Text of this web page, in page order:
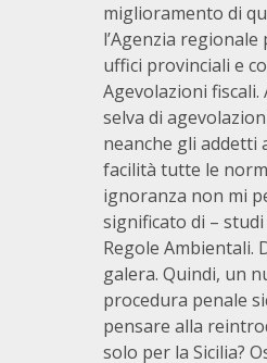
miglioramento di
l’Agenzia
uffici provinciali e
Agevolazioni
selva di
neanche gli addetti
facilità tutte le
ignoranza non mi
significato di –
Regole Ambientali.
galera. Quindi, un
procedura penale
pensare alla
solo per la Sicilia?